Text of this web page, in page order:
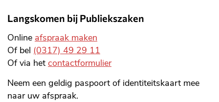
Langskomen bij Publiekszaken
Online afspraak maken
Of bel (0317) 49 29 11
Of via het contactformulier
Neem een geldig paspoort of identiteitskaart mee
naar uw afspraak.